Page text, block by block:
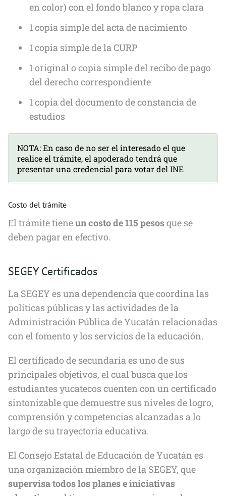
en color) con el fondo blanco y ropa clara
1 copia simple del acta de nacimiento
1 copia simple de la CURP
1 original o copia simple del recibo de pago
del derecho correspondiente
1 copia del documento de constancia de
estudios
NOTA: En caso de no ser el interesado el que
realice el trámite, el apoderado tendrá que
presentar una credencial para votar del INE
Costo del trámite
El trámite tieneun costo de 115 pesosque se
deben pagar en efectivo.
SEGEY Certificados
La SEGEY es una dependencia que coordina las
políticas públicas y las actividades de la
Administración Pública de Yucatán relacionadas
con el fomento y los servicios de la educación.
El certificado de secundaria es uno de sus
principales objetivos, el cual busca que los
estudiantes yucatecos cuenten con un certificado
sintonizable que demuestre sus niveles de logro,
comprensión y competencias alcanzadas a lo
largo de su trayectoria educativa.
El Consejo Estatal de Educación de Yucatán es
una organización miembro de la SEGEY, que
supervisa todos los planes e iniciativas